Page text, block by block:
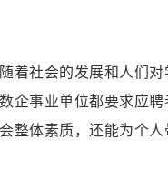
着社会的发展和人们
企事业单位都要求应
整体素质，还能为个